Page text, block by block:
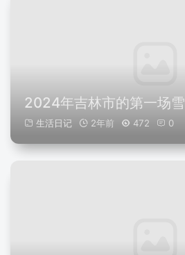
2024年吉林市的第一场雪
生活日记 2年前 472 0